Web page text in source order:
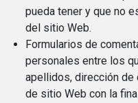
pueda tener y que no
del sitio Web.
Formularios de
personales entre los
apellidos, dirección de
de sitio Web con la